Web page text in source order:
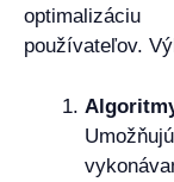
používateľov.